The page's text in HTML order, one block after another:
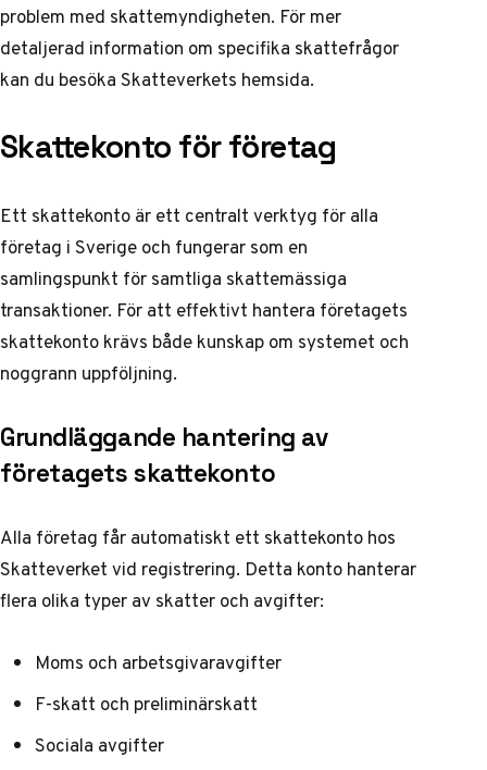
problem med skattemyndigheten. För mer
detaljerad information om specifika skattefrågor
kan du besökaSkatteverkets hemsida.
Skattekonto för företag
Ett skattekonto är ett centralt verktyg för alla
företag i Sverige och fungerar som en
samlingspunkt för samtliga skattemässiga
transaktioner. För att effektivt hantera företagets
skattekonto krävs både kunskap om systemet och
noggrann uppföljning.
Grundläggande hantering av
företagets skattekonto
Alla företag får automatiskt ett skattekonto hos
Skatteverket vid registrering. Detta konto hanterar
flera olika typer av skatter och avgifter:
Moms och arbetsgivaravgifter
F-skatt och preliminärskatt
Sociala avgifter